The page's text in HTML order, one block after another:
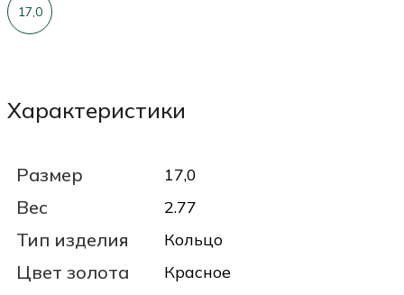
17,0
Характеристики
Размер 17,0
Вес 2.77
Тип изделия Кольцо
Цвет золота Красное